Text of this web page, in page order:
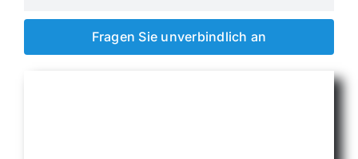
Fragen Sie unverbindlich an